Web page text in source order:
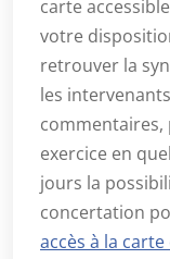
carte
votre
retrouver la
les
commentaires,
exercice en
jours la
concertation
accès à la